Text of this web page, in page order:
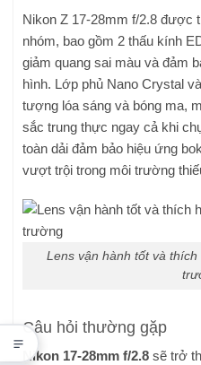
Nikon Z 17-28mm f/2.8 được
nhóm, bao gồm 2 thấu kính
giảm quang sai màu và đảm
hình. Lớp phủ Nano Crystal
tượng lóa sáng và bóng ma,
sắc trung thực ngay cả khi
toàn dải đảm bảo hiệu ứng
vượt trội trong môi trường
Lens vận hành tốt và
Câu hỏi thường gặp
Nikon 17-28mm f/2.8 sẽ trở